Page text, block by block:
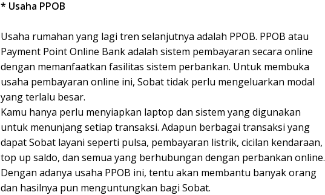
* Usaha PPOB
Usaha rumahan yang lagi tren selanjutnya adalah PPOB. PPOB atau
Payment Point Online Bank adalah sistem pembayaran secara online
dengan memanfaatkan fasilitas sistem perbankan. Untuk membuka
usaha pembayaran online ini, Sobat tidak perlu mengeluarkan modal
yang terlalu besar.
Kamu hanya perlu menyiapkan laptop dan sistem yang digunakan
untuk menunjang setiap transaksi. Adapun berbagai transaksi yang
dapat Sobat layani seperti pulsa, pembayaran listrik, cicilan kendaraan,
top up saldo, dan semua yang berhubungan dengan perbankan online.
Dengan adanya usaha PPOB ini, tentu akan membantu banyak orang
dan hasilnya pun menguntungkan bagi Sobat.